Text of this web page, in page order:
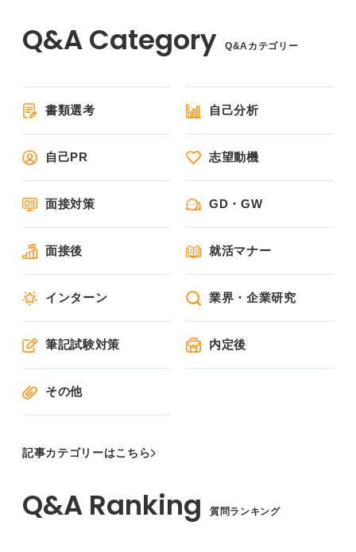
Q&Aカテゴリー
書類選考 自己分析
自己PR 志望動機
面接対策 GD・GW
面接後 就活マナー
インターン 業界・企業研究
筆記試験対策 内定後
その他
記事カテゴリーはこちら
質問ランキング